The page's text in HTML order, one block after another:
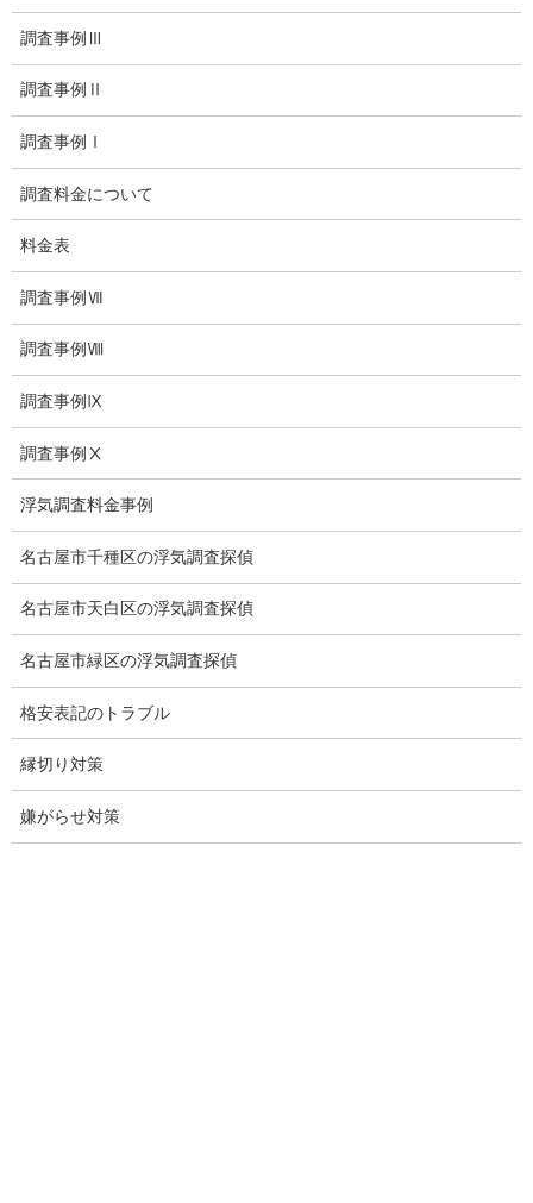
探偵エッセイ
探偵コラム
探偵日記
子供の虐待
児童虐待防止対策
子供のいじめ相談
いじめ相談・愛知県名古屋
子供のいじめ問題・いじめ相談、小学生、中学生、高校生
日本版DBS
お問い合わせ
愛知県内出張面談実施中
浮気調査専門
結婚前の行動調査
結婚調査
調査事例Ⅲ
調査事例Ⅱ
調査事例Ⅰ
調査料金について
料金表
調査事例Ⅶ
調査事例Ⅷ
調査事例Ⅸ
調査事例Ⅹ
浮気調査料金事例
名古屋市千種区の浮気調査探偵
名古屋市天白区の浮気調査探偵
名古屋市緑区の浮気調査探偵
格安表記のトラブル
縁切り対策
嫌がらせ対策